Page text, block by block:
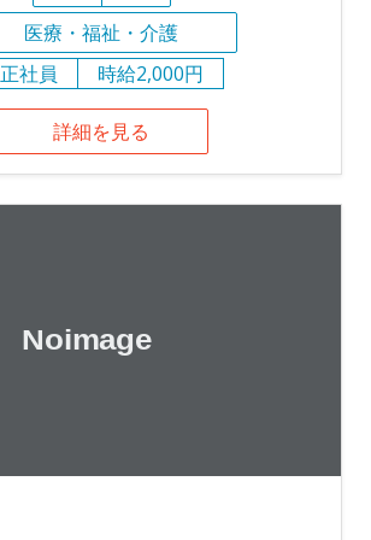
医療・福祉・介護
正社員
時給2,000円
詳細を見る